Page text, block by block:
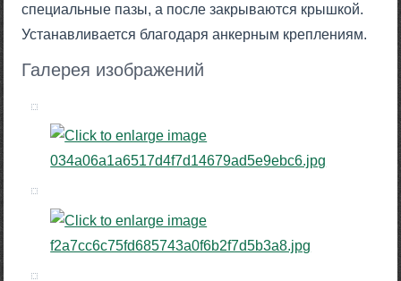
специальные пазы, а после закрываются крышкой.
Устанавливается благодаря анкерным креплениям.
Галерея изображений